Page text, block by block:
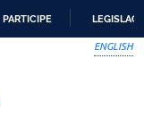
PARTICIPE
ENGLISH